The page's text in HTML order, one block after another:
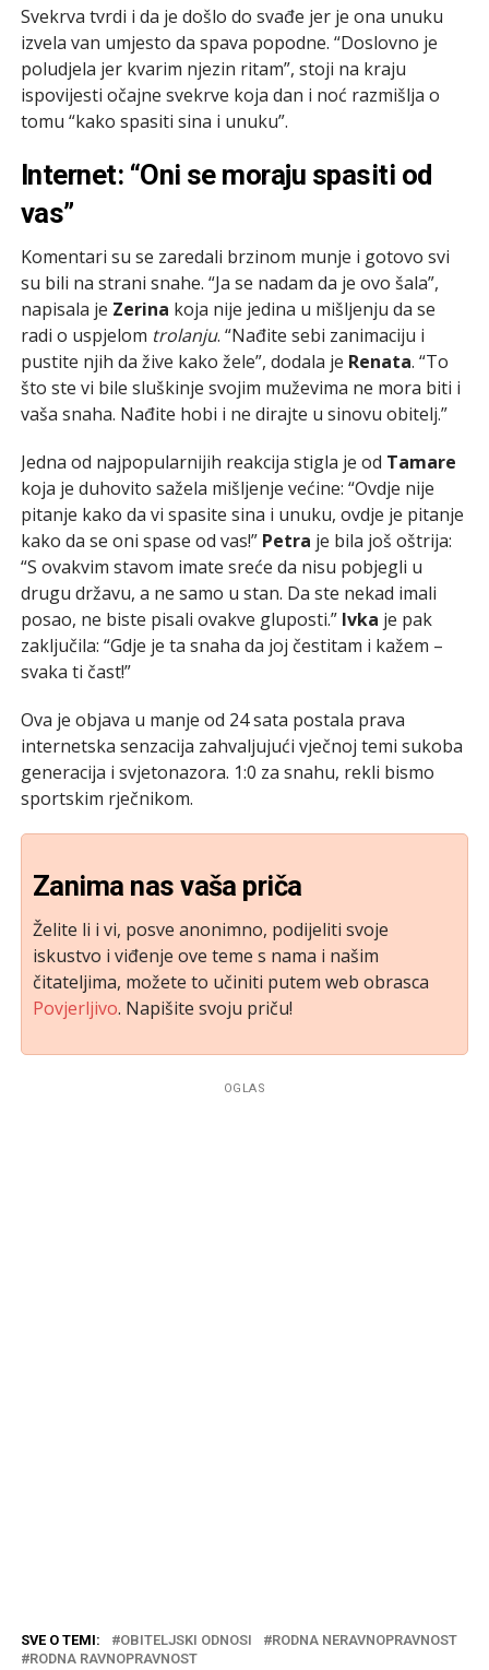
Svekrva tvrdi i da je došlo do svađe jer je ona unuku
izvela van umjesto da spava popodne. “Doslovno je
poludjela jer kvarim njezin ritam”, stoji na kraju
ispovijesti očajne svekrve koja dan i noć razmišlja o
tomu “kako spasiti sina i unuku”.
Internet: “Oni se moraju spasiti od
vas”
Komentari su se zaredali brzinom munje i gotovo svi
su bili na strani snahe. “Ja se nadam da je ovo šala”,
napisala je Zerina koja nije jedina u mišljenju da se
radi o uspjelom trolanju. “Nađite sebi zanimaciju i
pustite njih da žive kako žele”, dodala je Renata. “To
što ste vi bile sluškinje svojim muževima ne mora biti i
vaša snaha. Nađite hobi i ne dirajte u sinovu obitelj.”
Jedna od najpopularnijih reakcija stigla je od Tamare
koja je duhovito sažela mišljenje većine: “Ovdje nije
pitanje kako da vi spasite sina i unuku, ovdje je pitanje
kako da se oni spase od vas!” Petra je bila još oštrija:
“S ovakvim stavom imate sreće da nisu pobjegli u
drugu državu, a ne samo u stan. Da ste nekad imali
posao, ne biste pisali ovakve gluposti.” Ivka je pak
zaključila: “Gdje je ta snaha da joj čestitam i kažem –
svaka ti čast!”
Ova je objava u manje od 24 sata postala prava
internetska senzacija zahvaljujući vječnoj temi sukoba
generacija i svjetonazora. 1:0 za snahu, rekli bismo
sportskim rječnikom.
Zanima nas vaša priča
Želite li i vi, posve anonimno, podijeliti svoje
iskustvo i viđenje ove teme s nama i našim
čitateljima, možete to učiniti putem web obrasca
Povjerljivo. Napišite svoju priču!
OGLAS
SVE O TEMI: OBITELJSKI ODNOSI
RODNA NERAVNOPRAVNOST
RODNA RAVNOPRAVNOST